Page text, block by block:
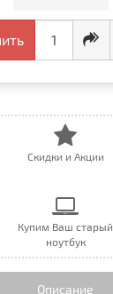
Скидки и Акции
Купим Ваш старый
ноутбук
Описание